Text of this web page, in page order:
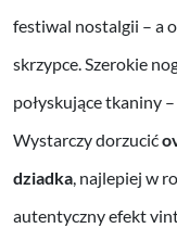
festiwal nostalgii – a
skrzypce. Szerokie
połyskujące tkaniny
Wystarczy dorzucić
dziadka, najlepiej w
autentyczny efekt